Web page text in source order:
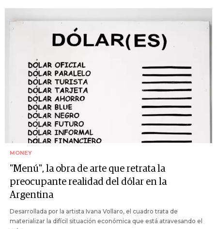
MONEY
"Menú", la obra de arte que retrata la
preocupante realidad del dólar en la
Argentina
Desarrollada por la artista Ivana Vollaro, el cuadro trata de
materializar la difícil situación económica que está atravesando el